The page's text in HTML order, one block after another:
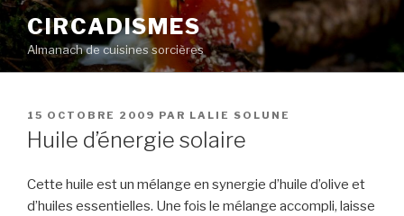
Aller
au
contenu
principal
CIRCADISMES
Almanach de cuisines sorcières
PUBLIÉ
LE
15 OCTOBRE 2009 PAR LALIE SOLUNE
Huile d’énergie solaire
Cette huile est un mélange en synergie d’huile d’olive et
d’huiles essentielles. Une fois le mélange accompli, laisse